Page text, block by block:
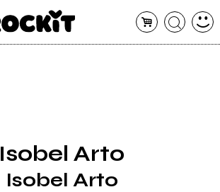
Isobel Arto
Isobel Arto